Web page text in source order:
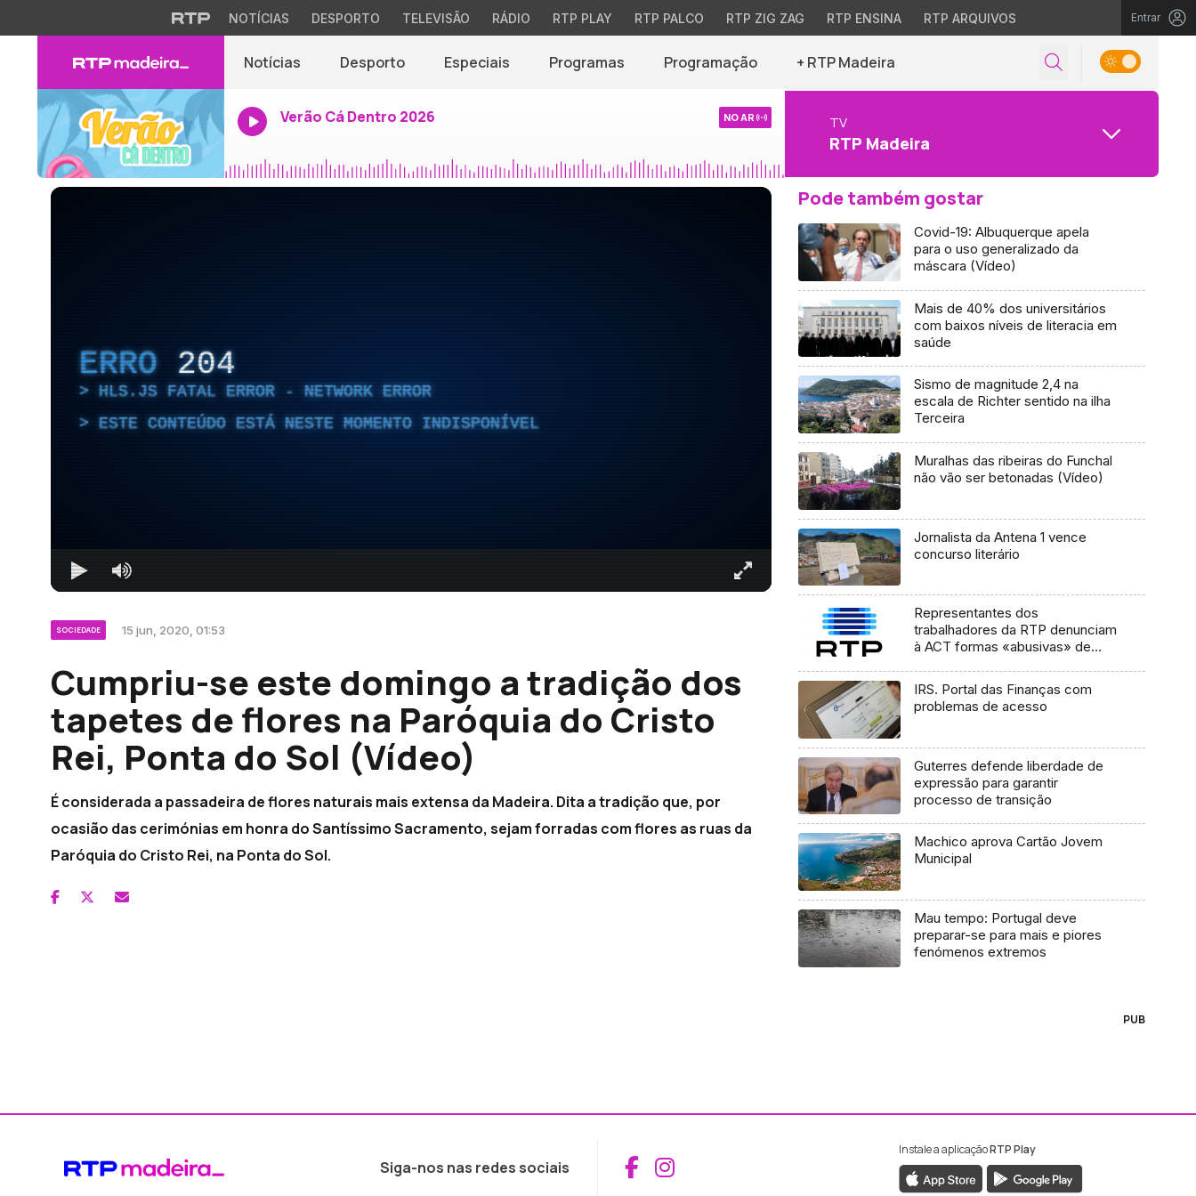
NOTÍCIAS DESPORTO TELEVISÃO RÁDIO RTP PLAY RTP PALCO RTP ZIG ZAG RTP ENSINA RTP ARQUIVOS Entrar
Notícias Desporto Especiais Programas Programação + RTP Madeira
Verão Cá Dentro 2026 NO AR TV
RTP Madeira
ERRO 204
HLS.JS FATAL ERROR - NETWORK ERROR
ESTE CONTEÚDO ESTÁ NESTE MOMENTO INDISPONÍVEL
SOCIEDADE 15 jun, 2020, 01:53
Cumpriu-se este domingo a tradição dos
tapetes de flores na Paróquia do Cristo
Rei, Ponta do Sol (Vídeo)
É considerada a passadeira de flores naturais mais extensa da Madeira. Dita a tradição que, por
ocasião das cerimónias em honra do Santíssimo Sacramento, sejam forradas com flores as ruas da
Paróquia do Cristo Rei, na Ponta do Sol.
Pode também gostar
Covid-19: Albuquerque apela
para o uso generalizado da
máscara (Vídeo)
Mais de 40% dos universitários
com baixos níveis de literacia em
saúde
Sismo de magnitude 2,4 na
escala de Richter sentido na ilha
Terceira
Muralhas das ribeiras do Funchal
não vão ser betonadas (Vídeo)
Jornalista da Antena 1 vence
concurso literário
Representantes dos
trabalhadores da RTP denunciam
à ACT formas «abusivas» de
IRS. Portal das Finanças com
problemas de acesso
Guterres defende liberdade de
expressão para garantir
processo de transição
Machico aprova Cartão Jovem
Municipal
Mau tempo: Portugal deve
preparar-se para mais e piores
fenómenos extremos
PUB
Siga-nos nas redes sociais Aceder ao Facebook da RTP Madeira
Aceder ao Instagram da RTP Madeira
Instale a aplicaçãoRTP Play